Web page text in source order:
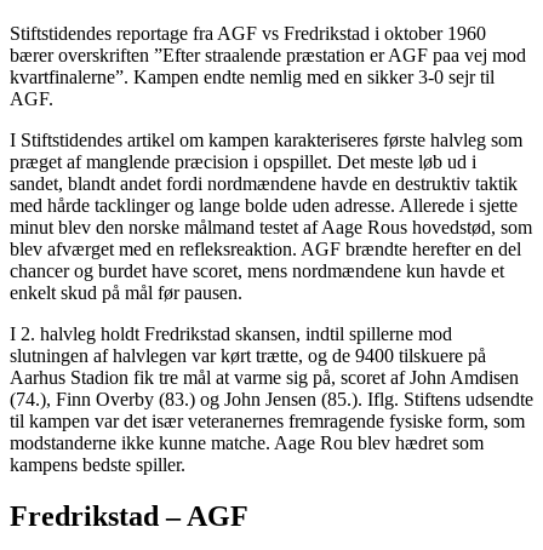
Stiftstidendes reportage fra AGF vs Fredrikstad i oktober 1960
bærer overskriften ”Efter straalende præstation er AGF paa vej mod
kvartfinalerne”. Kampen endte nemlig med en sikker 3-0 sejr til
AGF.
I Stiftstidendes artikel om kampen karakteriseres første halvleg som
præget af manglende præcision i opspillet. Det meste løb ud i
sandet, blandt andet fordi nordmændene havde en destruktiv taktik
med hårde tacklinger og lange bolde uden adresse. Allerede i sjette
minut blev den norske målmand testet af Aage Rous hovedstød, som
blev afværget med en refleksreaktion. AGF brændte herefter en del
chancer og burdet have scoret, mens nordmændene kun havde et
enkelt skud på mål før pausen.
I 2. halvleg holdt Fredrikstad skansen, indtil spillerne mod
slutningen af halvlegen var kørt trætte, og de 9400 tilskuere på
Aarhus Stadion fik tre mål at varme sig på, scoret af John Amdisen
(74.), Finn Overby (83.) og John Jensen (85.). Iflg. Stiftens udsendte
til kampen var det især veteranernes fremragende fysiske form, som
modstanderne ikke kunne matche. Aage Rou blev hædret som
kampens bedste spiller.
Fredrikstad – AGF